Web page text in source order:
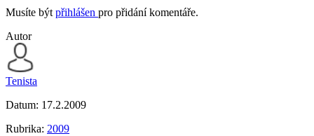
Musíte být přihlášen pro přidání komentáře.
Autor
Tenista
Datum: 17.2.2009
Rubrika: 2009